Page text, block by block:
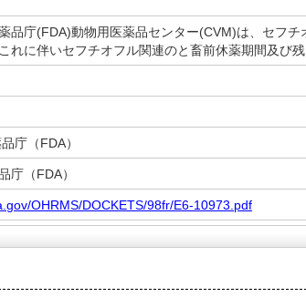
品庁(FDA)動物用医薬品センター(CVM)は、セフ
れに伴いセフチオフル関連のと畜前休薬期間及び残
庁（FDA）
庁（FDA）
OHRMS/DOCKETS/98fr/E6-10973.pdf